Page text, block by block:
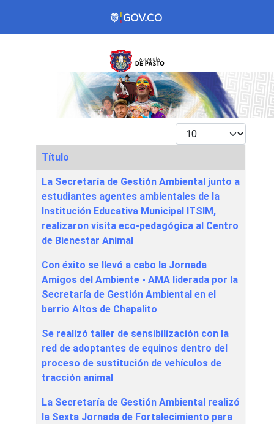
Mostrar #
Articles
Título
La Secretaría de Gestión Ambiental junto a
estudiantes agentes ambientales de la
Institución Educativa Municipal ITSIM,
realizaron visita eco-pedagógica al Centro
de Bienestar Animal
Con éxito se llevó a cabo la Jornada
Amigos del Ambiente - AMA liderada por la
Secretaría de Gestión Ambiental en el
barrio Altos de Chapalito
Se realizó taller de sensibilización con la
red de adoptantes de equinos dentro del
proceso de sustitución de vehículos de
tracción animal
La Secretaría de Gestión Ambiental realizó
la Sexta Jornada de Fortalecimiento para